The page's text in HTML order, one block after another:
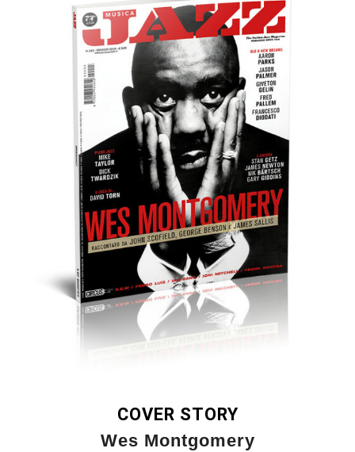
Musica Jazz di luglio 2026 è in
edicola
COVER STORY
Wes Montgomery